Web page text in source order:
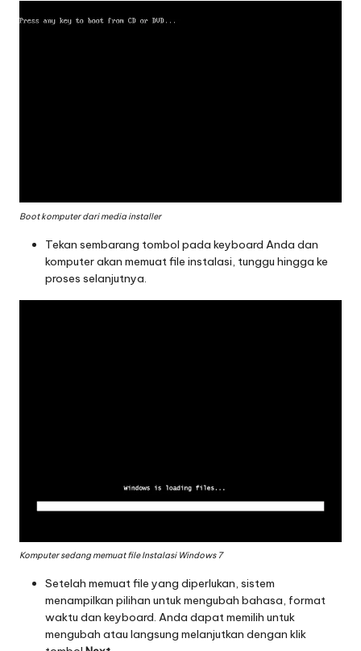
Boot komputer dari media installer
Tekan sembarang tombol pada keyboard Anda dan
komputer akan memuat file instalasi, tunggu hingga ke
proses selanjutnya.
Komputer sedang memuat file Instalasi Windows 7
Setelah memuat file yang diperlukan, sistem
menampilkan pilihan untuk mengubah bahasa, format
waktu dan keyboard. Anda dapat memilih untuk
mengubah atau langsung melanjutkan dengan klik